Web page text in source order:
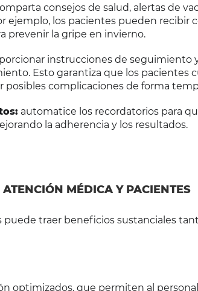
consejos de salud, alertas de
ejemplo, los pacientes pueden recibir
prevenir la gripe en invierno.
instrucciones de seguimiento
Esto garantiza que los pacientes
posibles complicaciones de forma
automatice los recordatorios para
la adherencia y los resultados.
MÉDICA Y PACIENTES
traer beneficios sustanciales
optimizados, que permiten al